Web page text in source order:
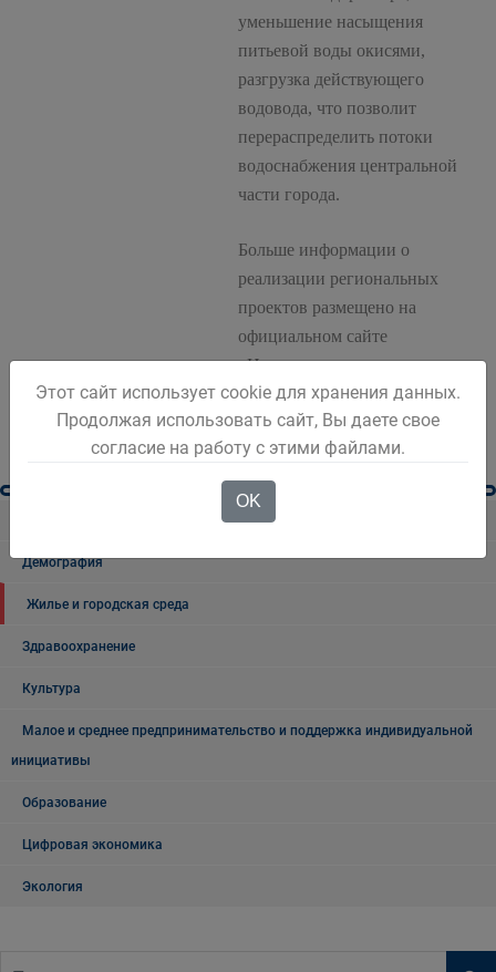
уменьшение насыщения
питьевой воды окисями,
разгрузка действующего
водовода, что позволит
перераспределить потоки
водоснабжения центральной
части города.
Больше информации о
реализации региональных
проектов размещено на
официальном сайте
«Национальные проекты в
Кузбассе».
Демография
Жилье и городская среда
Здравоохранение
Культура
Малое и среднее предпринимательство и поддержка индивидуальной
инициативы
Образование
Цифровая экономика
Экология
Этот сайт использует cookie для хранения данных.
Продолжая использовать сайт, Вы даете свое
согласие на работу с этими файлами.
OK